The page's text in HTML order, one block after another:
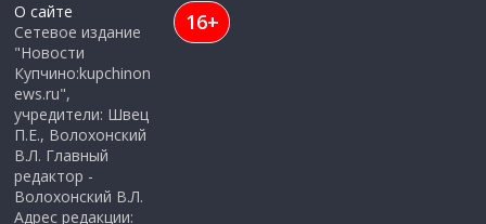
О сайте
Сетевое издание
"Новости
Купчино:kupchinon
ews.ru",
учредители: Швец
П.Е., Волохонский
В.Л. Главный
редактор -
Волохонский В.Л.
Адрес редакции:
16+